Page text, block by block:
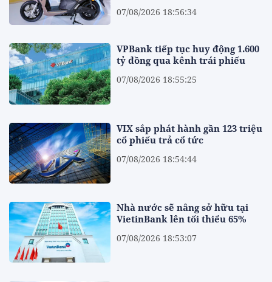
07/08/2026 18:56:34
VPBank tiếp tục huy động 1.600
tỷ đồng qua kênh trái phiếu
07/08/2026 18:55:25
VIX sắp phát hành gần 123 triệu
cổ phiếu trả cổ tức
07/08/2026 18:54:44
Nhà nước sẽ nâng sở hữu tại
VietinBank lên tối thiểu 65%
07/08/2026 18:53:07